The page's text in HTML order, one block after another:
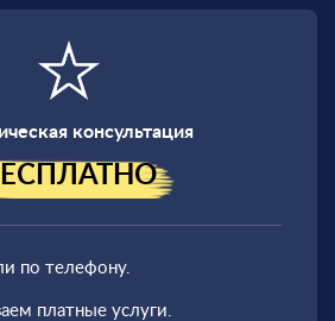
консультация
по телефону.
платные услуги.